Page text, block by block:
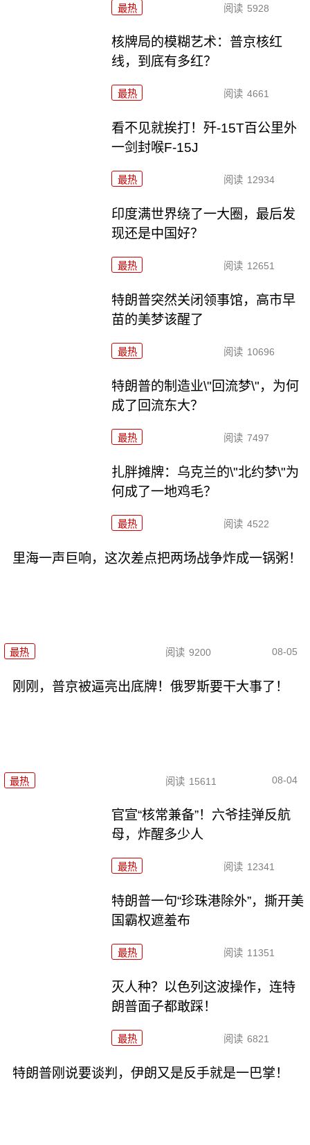
最热 阅读 5928
核牌局的模糊艺术：普京核红
线，到底有多红？
最热 阅读 4661
看不见就挨打！歼-15T百公里外
一剑封喉F-15J
最热 阅读 12934
印度满世界绕了一大圈，最后发
现还是中国好？
最热 阅读 12651
特朗普突然关闭领事馆，高市早
苗的美梦该醒了
最热 阅读 10696
特朗普的制造业\"回流梦\"，为何
成了回流东大？
最热 阅读 7497
扎胖摊牌：乌克兰的\"北约梦\"为
何成了一地鸡毛？
最热 阅读 4522
里海一声巨响，这次差点把两场战争炸成一锅粥！
最热 阅读 9200 08-05
刚刚，普京被逼亮出底牌！俄罗斯要干大事了！
最热 阅读 15611 08-04
官宣“核常兼备”！六爷挂弹反航
母，炸醒多少人
最热 阅读 12341
特朗普一句“珍珠港除外”，撕开美
国霸权遮羞布
最热 阅读 11351
灭人种？以色列这波操作，连特
朗普面子都敢踩！
最热 阅读 6821
特朗普刚说要谈判，伊朗又是反手就是一巴掌！